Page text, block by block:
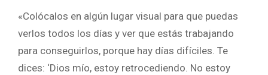
«Colócalos en algún lugar visual para que puedas
verlos todos los días y ver que estás trabajando
para conseguirlos, porque hay días difíciles. Te
dices: ‘Dios mío, estoy retrocediendo. No estoy